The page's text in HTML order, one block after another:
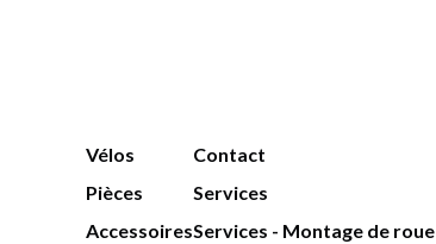
Vélos
Pièces
Accessoires
Contact
Services
Services - Montage de roue